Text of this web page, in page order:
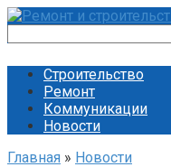
Перейти
контенту
Строительство
Ремонт
Коммуникации
Новости
Главная » Новости